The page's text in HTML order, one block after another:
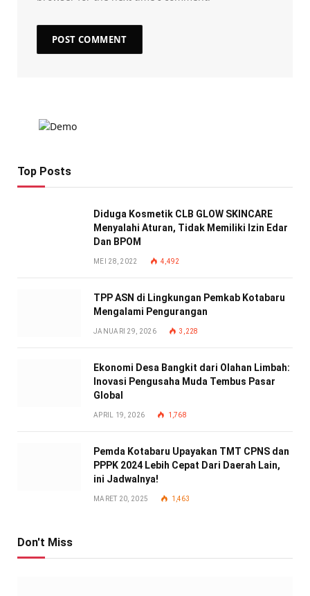
Top Posts
Diduga Kosmetik CLB GLOW SKINCARE
Menyalahi Aturan, Tidak Memiliki Izin Edar
Dan BPOM
MEI 28, 2022 4,492
TPP ASN di Lingkungan Pemkab Kotabaru
Mengalami Pengurangan
JANUARI 29, 2026 3,228
Ekonomi Desa Bangkit dari Olahan Limbah:
Inovasi Pengusaha Muda Tembus Pasar
Global
APRIL 19, 2026 1,768
Pemda Kotabaru Upayakan TMT CPNS dan
PPPK 2024 Lebih Cepat Dari Daerah Lain,
ini Jadwalnya!
MARET 20, 2025 1,463
Don't Miss